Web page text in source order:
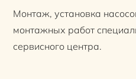
Монтаж, установка
монтажных работ
сервисного центра.